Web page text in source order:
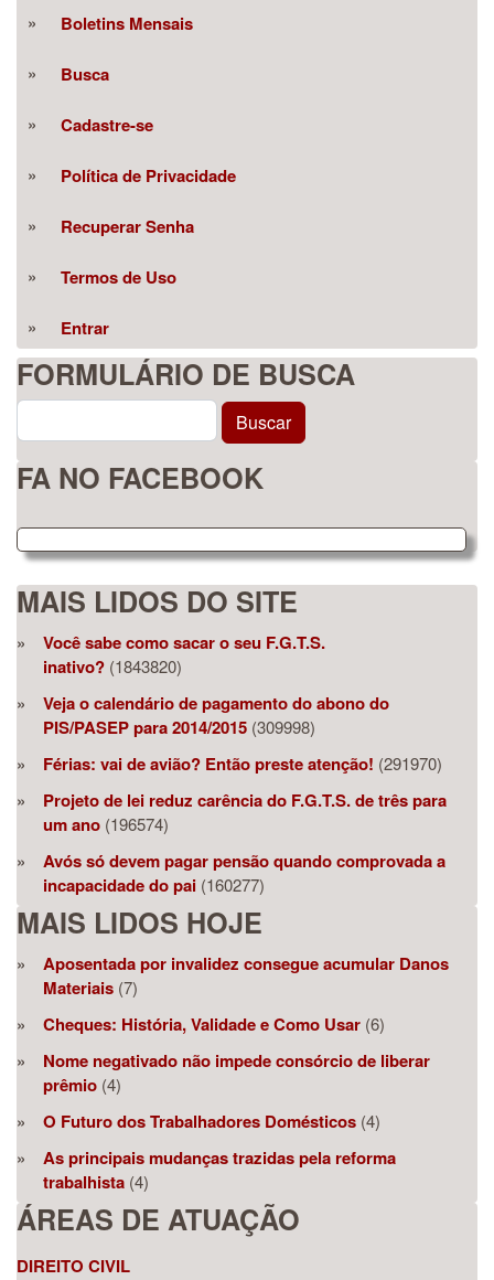
Boletins Mensais
Busca
Cadastre-se
Política de Privacidade
Recuperar Senha
Termos de Uso
Entrar
FORMULÁRIO DE BUSCA
Buscar Buscar
FA NO FACEBOOK
MAIS LIDOS DO SITE
Você sabe como sacar o seu F.G.T.S.
inativo? (1843820)
Veja o calendário de pagamento do abono do
PIS/PASEP para 2014/2015 (309998)
Férias: vai de avião? Então preste atenção! (291970)
Projeto de lei reduz carência do F.G.T.S. de três para
um ano (196574)
Avós só devem pagar pensão quando comprovada a
incapacidade do pai (160277)
MAIS LIDOS HOJE
Aposentada por invalidez consegue acumular Danos
Materiais (7)
Cheques: História, Validade e Como Usar (6)
Nome negativado não impede consórcio de liberar
prêmio (4)
O Futuro dos Trabalhadores Domésticos (4)
As principais mudanças trazidas pela reforma
trabalhista (4)
ÁREAS DE ATUAÇÃO
DIREITO CIVIL